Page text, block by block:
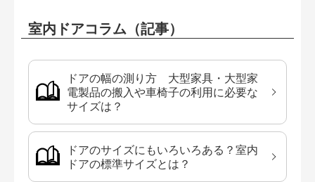
室内ドアコラム（記事）
ドアの幅の測り方 大型家具・大型家
電製品の搬入や車椅子の利用に必要な
サイズは？
ドアのサイズにもいろいろある？室内
ドアの標準サイズとは？